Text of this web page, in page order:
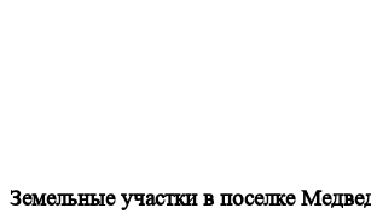
Земельные участки в поселке